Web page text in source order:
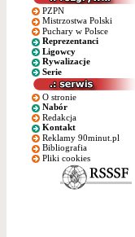
PZPN
Mistrzostwa Polski
Puchary w Polsce
Reprezentanci
Ligowcy
Rywalizacje
Serie
O stronie
Nabór
Redakcja
Kontakt
Reklamy 90minut.pl
Bibliografia
Pliki cookies